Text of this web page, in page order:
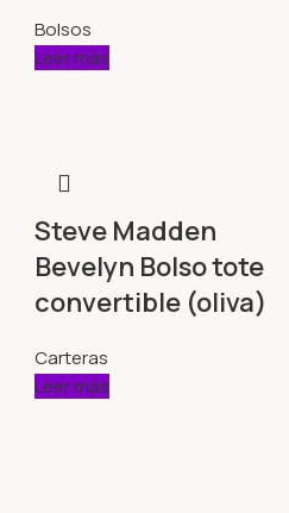
Bolsos
Leer más
Steve Madden
Bevelyn Bolso tote
convertible (oliva)
Carteras
Leer más